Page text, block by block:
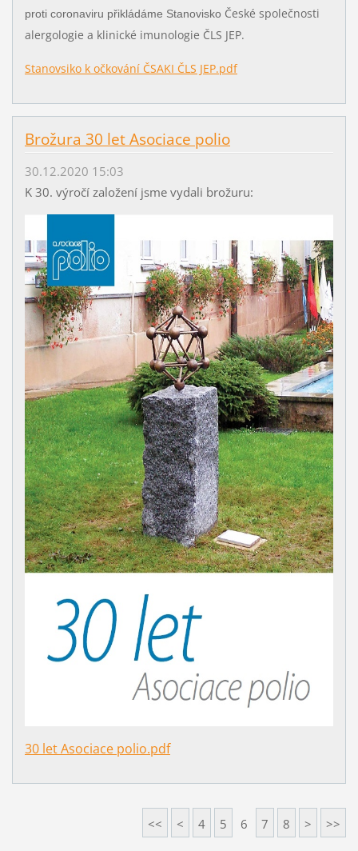
proti coronaviru přikládáme Stanovisko České společnosti
alergologie a klinické imunologie ČLS JEP.
Stanovsiko k očkování ČSAKI ČLS JEP.pdf
Brožura 30 let Asociace polio
30.12.2020 15:03
K 30. výročí založení jsme vydali brožuru:
30 let Asociace polio.pdf
<< < 4 5 6 7 8 > >>